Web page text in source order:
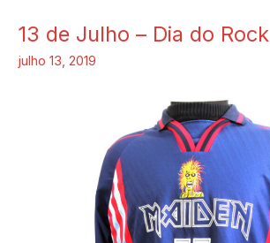
13 de Julho – Dia do Rock
julho 13, 2019
13
de
Julho